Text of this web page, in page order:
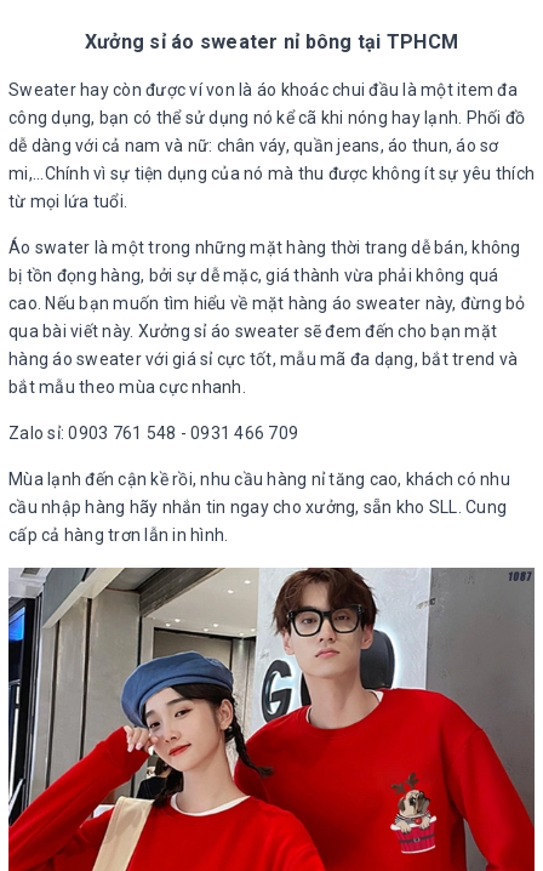
Xưởng sỉ áo sweater nỉ bông tại TPHCM
Sweater hay còn được ví von là áo khoác chui đầu là một item đa
công dụng, bạn có thể sử dụng nó kể cã khi nóng hay lạnh. Phối đồ
dễ dàng với cả nam và nữ: chân váy, quần jeans, áo thun, áo sơ
mi,...Chính vì sự tiện dụng của nó mà thu được không ít sự yêu thích
từ mọi lứa tuổi.
Áo swater là một trong những mặt hàng thời trang dễ bán, không
bị tồn đọng hàng, bởi sự dễ mặc, giá thành vừa phải không quá
cao. Nếu bạn muốn tìm hiểu về mặt hàng áo sweater này, đừng bỏ
qua bài viết này. Xưởng sỉ áo sweater sẽ đem đến cho bạn mặt
hàng áo sweater với giá sỉ cực tốt, mẫu mã đa dạng, bắt trend và
bắt mẫu theo mùa cực nhanh.
Zalo sỉ: 0903 761 548 - 0931 466 709
Mùa lạnh đến cận kề rồi, nhu cầu hàng nỉ tăng cao, khách có nhu
cầu nhập hàng hãy nhắn tin ngay cho xưởng, sẵn kho SLL. Cung
cấp cả hàng trơn lẫn in hình.